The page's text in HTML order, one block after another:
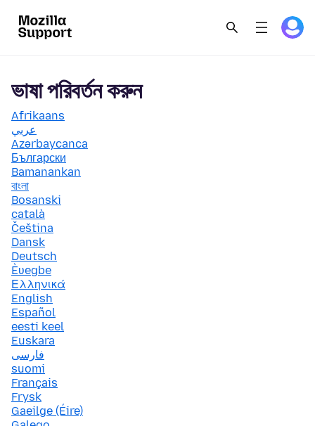
ভাষা পরিবর্তন করুন
Afrikaans
عربي
Azərbaycanca
Български
Bamanankan
বাংলা
Bosanski
català
Čeština
Dansk
Deutsch
Èʋegbe
Ελληνικά
English
Español
eesti keel
Euskara
فارسی
suomi
Français
Frysk
Gaeilge (Éire)